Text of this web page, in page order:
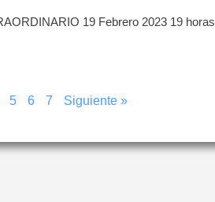
19 Febrero 2023 19 horas
5 6 7 Siguiente »